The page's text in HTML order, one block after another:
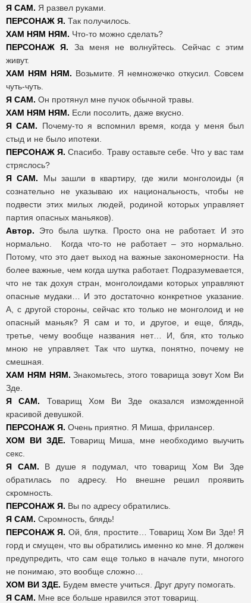
Я САМ. Я развел руками.
ПЕРСОНАЖ Я. Так получилось.
ХАМ НЯМ НЯМ. Что-то можно сделать?
ПЕРСОНАЖ Я. За меня не волнуйтесь. Сейчас с этим
живут.
ХАМ НЯМ НЯМ. Возьмите. Я немножечко откусил. Совсем
чуть-чуть.
Я САМ. Он протянул мне пучок обычной травы.
ХАМ НЯМ НЯМ. Если посолить, даже вкусно.
Я САМ. Почему-то я вспомнил время, когда у меня был
стыд и не было ипотеки.
ПЕРСОНАЖ Я. Спасибо. Траву оставьте себе. Что у вас там
стряслось?
Я САМ. Мы зашли в квартиру, где жили монголоиды (я
сознательно не указываю их национальность, чтобы не
подвести этих милых людей, родиной которых управляет
партия опасных маньяков).
Автор. Это была шутка. Просто она не работает. И это
нормально. Когда что-то не работает – это нормально.
Потому, что это дает выход на важные закономерности. На
более важные, чем когда шутка работает. Подразумевается,
что не так дохуя стран, монголоидами которых управляют
опасные мудаки… И это достаточно конкретное указание.
А, с другой стороны, сейчас кто только не монголоид и не
опасный маньяк? Я сам и то, и другое, и еще, блядь,
третье, чему вообще названия нет… И, бля, кто только
мною не управляет. Так что шутка, понятно, почему не
смешная.
ХАМ НЯМ НЯМ. Знакомьтесь, этого товарища зовут Хом Ви
Зде.
Я САМ. Товарищ Хом Ви Зде оказался изможденной
красивой девушкой.
ПЕРСОНАЖ Я. Очень приятно. Я Миша, фрилансер.
ХОМ ВИ ЗДЕ. Товарищ Миша, мне необходимо выучить
секс.
Я САМ. В душе я подумал, что товарищ Хом Ви Зде
обратилась по адресу. Но внешне решил проявить
скромность.
ПЕРСОНАЖ Я. Вы по адресу обратились.
Я САМ. Скромность, блядь!
ПЕРСОНАЖ Я. Ой, бля, простите… Товарищ Хом Ви Зде! Я
горд и смущен, что вы обратились именно ко мне. Я должен
предупредить, что сам еще только в начале пути, многого
не понимаю, это вообще сложно…
ХОМ ВИ ЗДЕ. Будем вместе учиться. Друг другу помогать.
Я САМ. Мне все больше нравился этот товарищ.